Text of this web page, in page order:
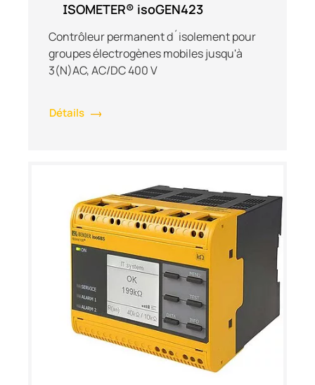
ISOMETER® isoGEN423
Contrôleur permanent d´isolement pour
groupes électrogènes mobiles jusqu'à
3(N)AC, AC/DC 400 V
Détails